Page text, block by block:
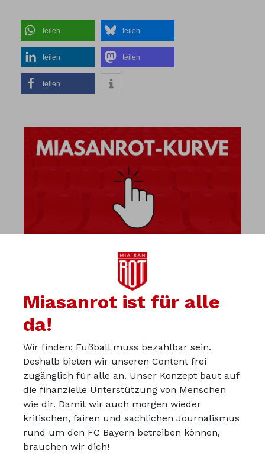
teilen teilen
teilen teilen
teilen
Diskutiere mit uns in der
Miasanrot-Kurve
kurve.miasanrot.de
Über uns
Werbepartner werden
Miasanrot ist für alle
da!
Wir finden: Fußball muss bezahlbar sein.
Deshalb bieten wir unseren Content frei
zugänglich für alle an. Unser Konzept baut auf
die finanzielle Unterstützung von Menschen
wie dir. Damit wir auch morgen wieder
kritischen, fairen und sachlichen Journalismus
rund um den FC Bayern betreiben können,
brauchen wir dich!